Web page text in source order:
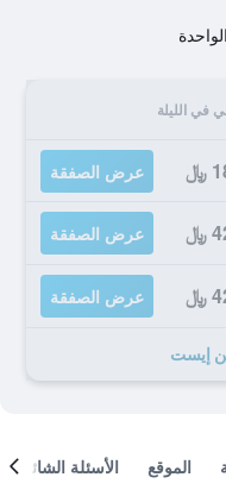
في الليلة
﷼ عرض الصفقة
﷼ عرض الصفقة
﷼ عرض الصفقة
الموقع الأسئلة الشائعة